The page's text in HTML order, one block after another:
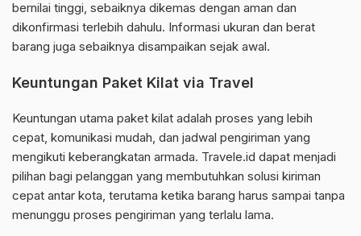
bernilai tinggi, sebaiknya dikemas dengan aman dan
dikonfirmasi terlebih dahulu. Informasi ukuran dan berat
barang juga sebaiknya disampaikan sejak awal.
Keuntungan Paket Kilat via Travel
Keuntungan utama paket kilat adalah proses yang lebih
cepat, komunikasi mudah, dan jadwal pengiriman yang
mengikuti keberangkatan armada. Travele.id dapat menjadi
pilihan bagi pelanggan yang membutuhkan solusi kiriman
cepat antar kota, terutama ketika barang harus sampai tanpa
menunggu proses pengiriman yang terlalu lama.